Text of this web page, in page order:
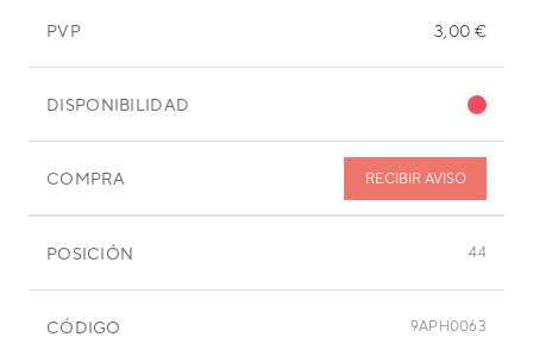
PVP 3,00 €
DISPONIBILIDAD
COMPRA RECIBIR AVISO
POSICIÓN 44
CÓDIGO 9APH0063